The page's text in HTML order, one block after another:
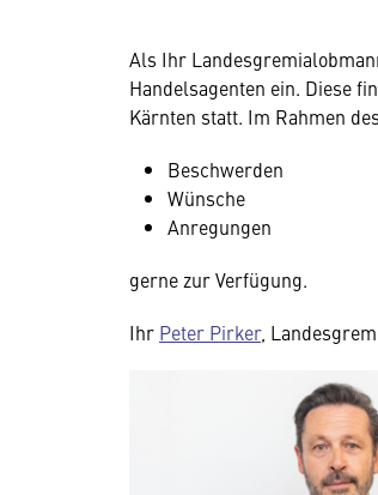
Als Ihr
Handelsagenten ein. Diese
Kärnten statt. Im Rahmen
Beschwerden
Wünsche
Anregungen
gerne zur Verfügung.
Ihr Peter Pirker,